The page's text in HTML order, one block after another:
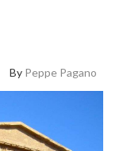
By Peppe Pagano